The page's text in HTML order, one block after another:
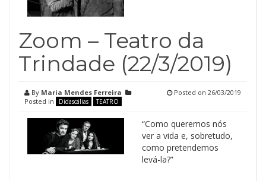
Zoom – Teatro da
Trindade (22/3/2019)
By Maria Mendes Ferreira
Posted in
Didascálias TEATRO
Posted on 26/03/2019
“Como queremos nós
ver a vida e, sobretudo,
como pretendemos
levá-la?”